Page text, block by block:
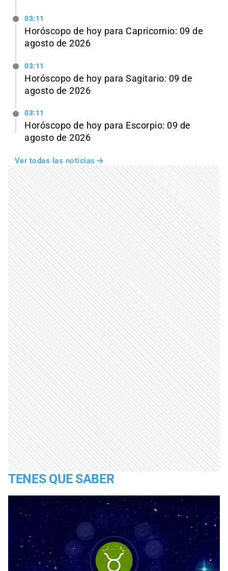
03:11
Horóscopo de hoy para Capricornio: 09 de
agosto de 2026
03:11
Horóscopo de hoy para Sagitario: 09 de
agosto de 2026
03:11
Horóscopo de hoy para Escorpio: 09 de
agosto de 2026
Ver todas las noticias
TENES QUE SABER